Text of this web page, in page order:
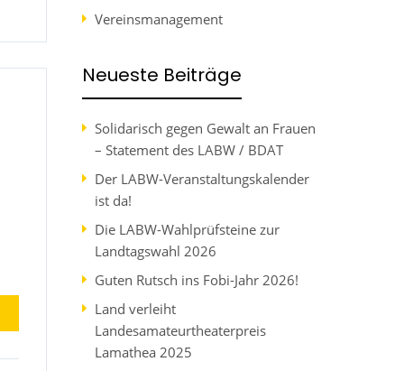
Vereinsmanagement
Neueste Beiträge
Solidarisch gegen Gewalt an Frauen
– Statement des LABW / BDAT
Der LABW-Veranstaltungskalender
ist da!
Die LABW-Wahlprüfsteine zur
Landtagswahl 2026
Guten Rutsch ins Fobi-Jahr 2026!
Land verleiht
Landesamateurtheaterpreis
Lamathea 2025